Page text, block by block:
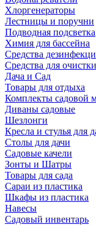
Хлоргенераторы
Лестницы и поручни
Подводная подсветка
Химия для бассейна
Средства
Средства для
Дача и Сад
Товары для отдыха
Комплекты садовой
Диваны садовые
Шезлонги
Кресла и стулья для
Столы для дачи
Садовые качели
Зонты и Шатры
Товары для сада
Сараи из пластика
Шкафы из пластика
Навесы
Садовый инвентарь